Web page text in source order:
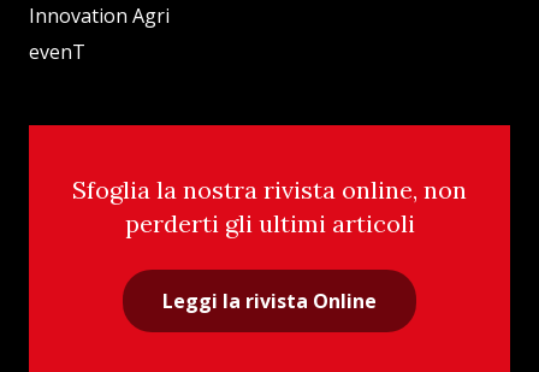
Innovation Agri
evenT
Sfoglia la nostra rivista online, non
perderti gli ultimi articoli
Leggi la rivista Online